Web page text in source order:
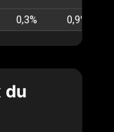
0,3% 0,9%
du